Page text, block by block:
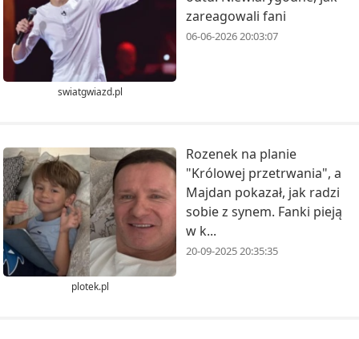
swiatgwiazd.pl
zareagowali fani
06-06-2026 20:03:07
plotek.pl
Rozenek na planie
"Królowej przetrwania", a
Majdan pokazał, jak radzi
sobie z synem. Fanki pieją
w k...
20-09-2025 20:35:35